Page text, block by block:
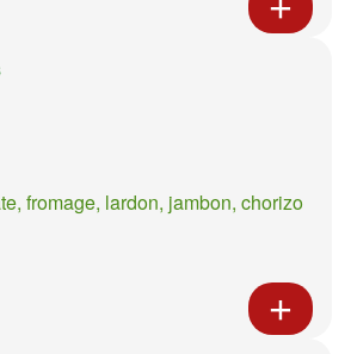
fromage, lardon, jambon, chorizo